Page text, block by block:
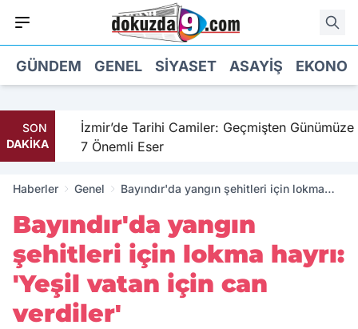
GÜNDEM GENEL SIYASET ASAYIŞ
SON
DAKİKA
İzmir’de Tarihi Camiler: Geçmişten Günümüze
7 Önemli Eser
Haberler Genel
Bayındır'da yangın şehitleri için lokma
Bayındır'da yangın
şehitleri için lokma hayrı:
'Yeşil vatan için can
verdiler'